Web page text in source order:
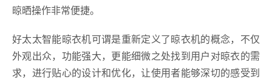
晾晒操作非常便捷。
好太太智能晾衣机可谓是重新定义了晾衣机的概念，不仅
外观出众，功能强大，更能细微之处找到用户对晾衣的需
求，进行贴心的设计和优化，让使用者能够深切的感受到